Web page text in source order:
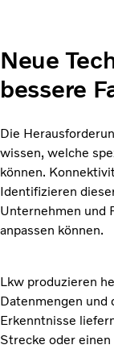
Neue
bessere
Die
wissen, welche
können.
Identifizieren
Unternehmen und
anpassen können.
Lkw produzieren
Datenmengen und
Erkenntnisse
Strecke oder